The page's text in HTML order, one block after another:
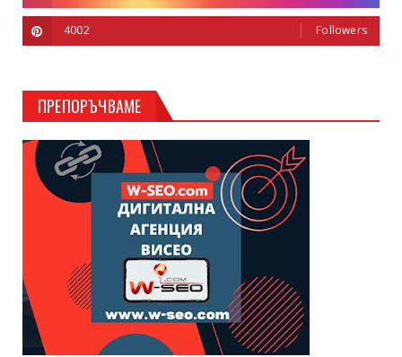
4002 Followers
ПРЕПОРЪЧВАМЕ